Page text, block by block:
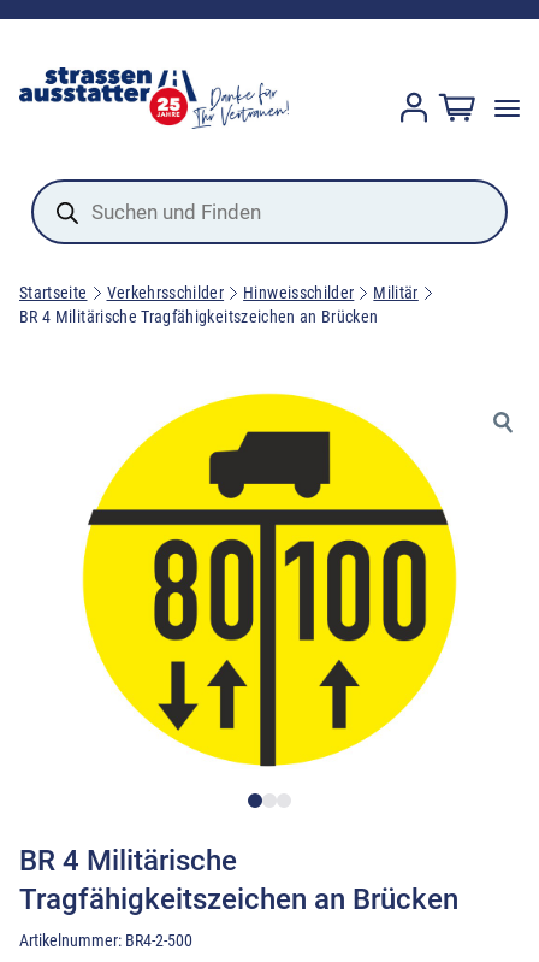
Products
search
Startseite Verkehrsschilder Hinweisschilder
Militär
BR 4 Militärische Tragfähigkeitszeichen an Brücken
BR 4 Militärische
Tragfähigkeitszeichen an Brücken
Artikelnummer: BR4-2-500